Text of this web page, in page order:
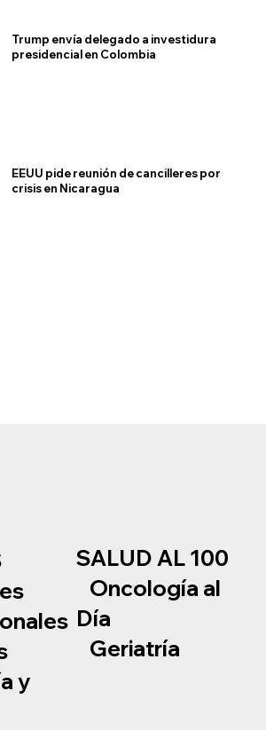
Trump envía delegado a investidura
presidencial en Colombia
EEUU pide reunión de cancilleres por
crisis en Nicaragua
y
SALUD AL 100
Oncología al
Día
Geriatría